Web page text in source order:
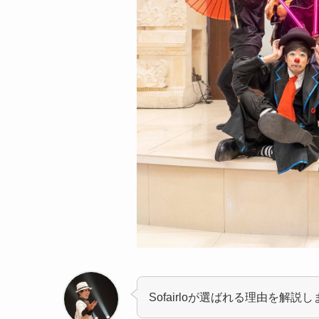
Sofairloが選ばれる理由を解説し